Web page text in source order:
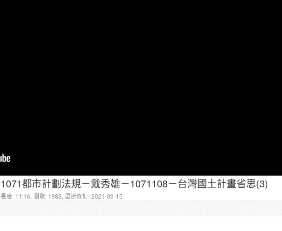
1071都市計劃法規－戴秀雄－1071108－台灣國土計畫省思(3)
長度: 11:16, 瀏覽: 1983, 最近修訂: 2021-09-15